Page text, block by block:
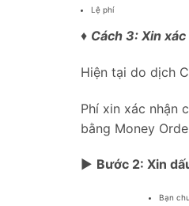
Lệ phí
♦ Cách 3: Xin
Hiện tại do dịch
Phí xin xác nhận
bằng Money
► Bước 2: Xin
Bạn